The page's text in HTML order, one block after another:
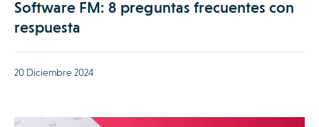
Software FM: 8 preguntas frecuentes con
respuesta
20 Diciembre 2024